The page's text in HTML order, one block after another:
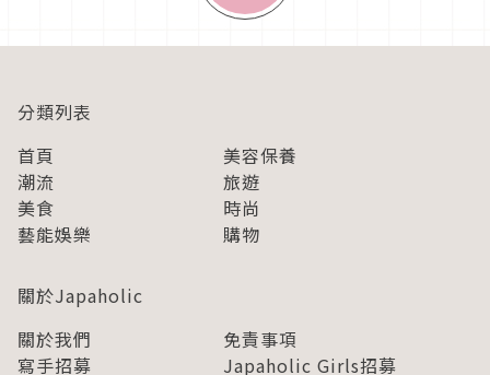
分類列表
首頁
美容保養
潮流
旅遊
美食
時尚
藝能娛樂
購物
關於Japaholic
關於我們
免責事項
寫手招募
Japaholic Girls招募